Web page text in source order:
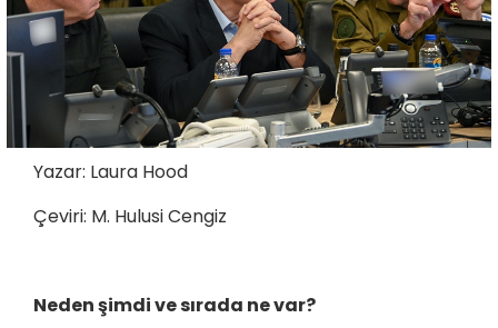
Yazar: Laura Hood
Çeviri: M. Hulusi Cengiz
Neden şimdi ve sırada ne var?